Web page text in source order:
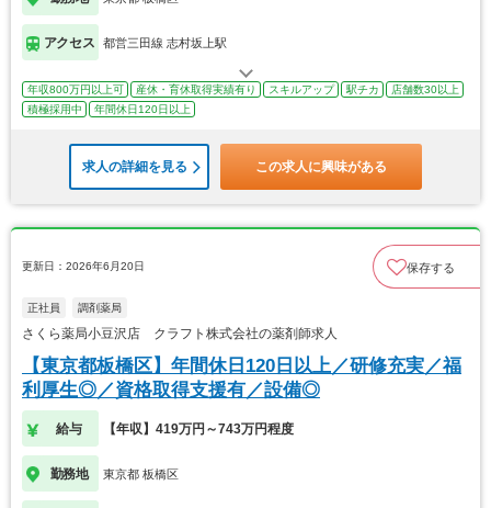
アクセス 都営三田線 志村坂上駅
年収800万円以上可 産休・育休取得実績有り スキルアップ 駅チカ
店舗数30以上
積極採用中
年間休日120日以上
求人の詳細を見る この求人に興味がある
更新日：2026年6月20日 保存する
正社員 調剤薬局
さくら薬局小豆沢店 クラフト株式会社の薬剤師求人
【東京都板橋区】年間休日120日以上／研修充実／福
利厚生◎／資格取得支援有／設備◎
給与 【年収】419万円～743万円程度
勤務地 東京都 板橋区